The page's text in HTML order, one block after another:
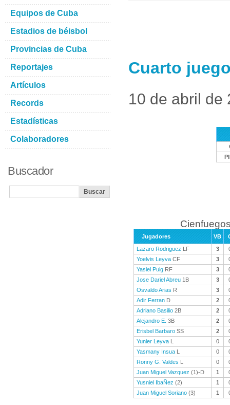
Cuarto
10 de abril de
Jugadores VB
Lazaro Rodriguez LF 3
Yoelvis Leyva CF 3
Yasiel Puig RF 3
Jose Dariel Abreu 1B 3
Osvaldo Arias R 3
Adir Ferran D 2
Adriano Basilio 2B 2
Alejandro E. 3B 2
Erisbel Barbaro SS 2
Yunier Leyva L 0
Yasmany Insua L 0
Ronny G. Valdes L 0
Juan Miguel Vazquez (1)-D 1
Yusniel IbaÑez (2) 1
Juan Miguel Soriano (3) 1
Equipos de Cuba
Estadios de béisbol
Provincias de Cuba
Reportajes
Artículos
Records
Estadísticas
Colaboradores
Buscador